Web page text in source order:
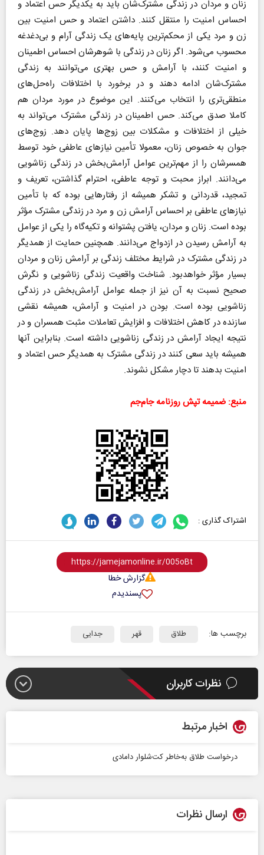
زنان و مردان در زندگی مشترک‌شان باید به یکدیگر حس اعتماد و
احساس امنیت را منتقل کنند. داشتن اعتماد و حس امنیت بین
زن و مرد یکی از محکم‌ترین پایه‌های یک زندگی آرام و بی‌دغدغه
محسوب می‌شود. اگر زنان در زندگی با شوهرشان احساس اطمینان
و امنیت کنند، با آرامش و حس بهتری می‌توانند به زندگی
مشترک‌شان ادامه دهند و در برخورد با اختلافات راه‌حل‌های
منطقی‌تری را انتخاب می‌کنند. این موضوع در مورد مردان هم
کاملا صدق می‌کند. حس اطمینان در زندگی مشترک می‌تواند به
خیلی از اختلافات و مشکلات بین زوج‌ها پایان دهد. زوج‌های
جوان به خصوص زنان، معمولا تأمین نیازهای عاطفی خود توسط
همسرشان را از مهم‌ترین عوامل آرامش‌بخش در زندگی زناشویی
می‌دانند. ابراز محبت و توجه عاطفی، احترام گذاشتن، تعریف و
تمجید، قدردانی و تشکر همیشه از رفتارهایی بوده که با تأمین
نیازهای عاطفی بر احساس آرامش زن و مرد در زندگی مشترک مؤثر
بوده است. زنان و مردان، یافتن پشتوانه و تکیه‌گاه را یکی از عوامل
به آرامش رسیدن در ازدواج می‌دانند. همچنین حمایت از همدیگر
در زندگی مشترک در شرایط مختلف زندگی بر آرامش زنان و مردان
بسیار مؤثر خواهدبود. شناخت واقعیت زندگی زناشویی و نگرش
صحیح نسبت به آن نیز از جمله عوامل آرامش‌بخش در زندگی
زناشویی بوده است. بودن در امنیت و آرامش، همیشه نقشی
سازنده در کاهش اختلافات و افزایش تعاملات مثبت همسران و در
نتیجه ایجاد آرامش در زندگی زناشویی داشته است. بنابراین آنها
همیشه باید سعی کنند در زندگی مشترک به همدیگر حس اعتماد و
امنیت بدهند تا دچار مشکل نشوند.
منبع: ضمیمه تپش روزنامه جام‌جم
اشتراک گذاری :
گزارش خطا
پسندیدم
برچسب ها: طلاق قهر جدایی
نظرات کاربران
اخبار مرتبط
درخواست طلاق به‌خاطر کت‌شلوار دامادی
ارسال نظرات